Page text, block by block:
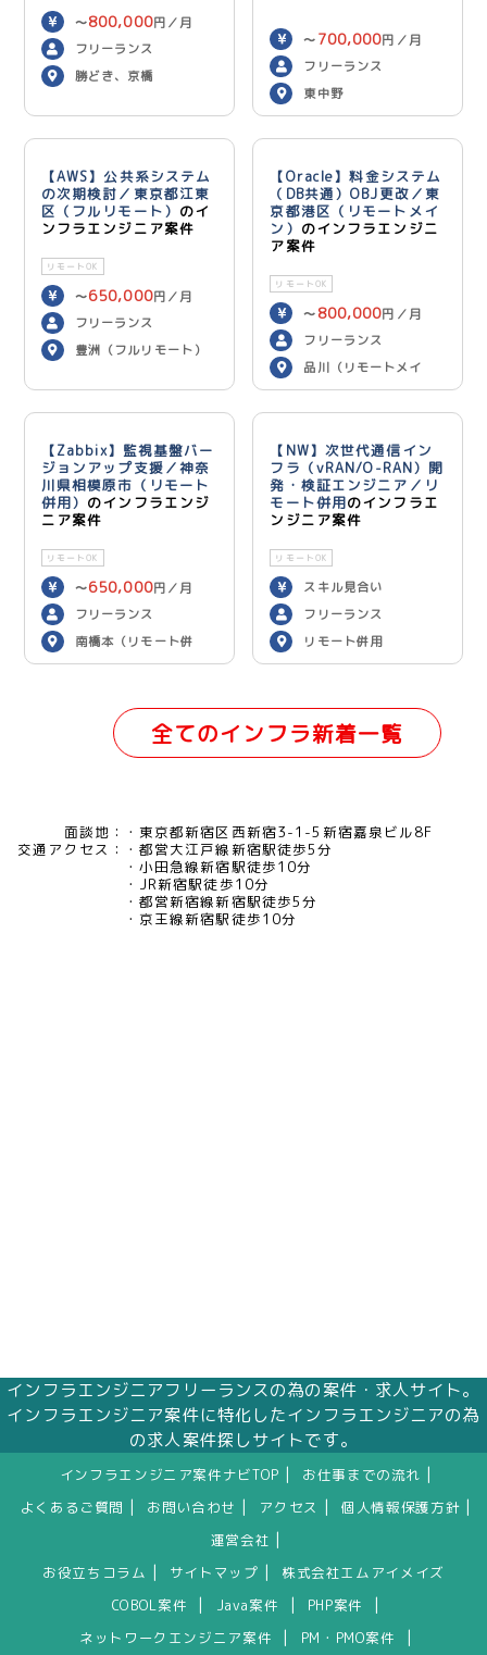
〜800,000円／月
フリーランス
勝どき、京橋
〜 700,000円／月
フリーランス
東中野
【AWS】公共系システム
の次期検討／東京都江東
区（フルリモート） のイ
ンフラエンジニア案件
リモートOK
〜650,000円／月
フリーランス
豊洲（フルリモート）
【Oracle】料金システム
（DB共通）OBJ更改／東
京都港区（リモートメイ
ン） のインフラエンジニ
ア案件
リモートOK
〜 800,000円／月
フリーランス
品川（リモートメイ
ン）
【Zabbix】監視基盤バー
ジョンアップ支援／神奈
川県相模原市（リモート
併用） のインフラエンジ
ニア案件
リモートOK
〜650,000円／月
フリーランス
南橋本（リモート併
用）
【NW】次世代通信イン
フラ（vRAN/O-RAN）開
発・検証エンジニア／リ
モート併用のインフラエ
ンジニア案件
リモートOK
スキル見合い
フリーランス
リモート併用
全てのインフラ新着一覧
面談地：
東京都新宿区西新宿3-1-5新宿嘉泉ビル8F
交通アクセス：
都営大江戸線新宿駅徒歩5分
小田急線新宿駅徒歩10分
JR新宿駅徒歩10分
都営新宿線新宿駅徒歩5分
京王線新宿駅徒歩10分
インフラエンジニアフリーランスの為の案件・求人サイト。
インフラエンジニア案件に特化したインフラエンジニアの為
の求人案件探しサイトです。
インフラエンジニア案件ナビTOP お仕事までの流れ
よくあるご質問 お問い合わせ アクセス 個人情報保護方針
運営会社
お役立ちコラム サイトマップ
株式会社エムアイメイズ
COBOL案件
Java案件 PHP案件
ネットワークエンジニア案件 PM・PMO案件